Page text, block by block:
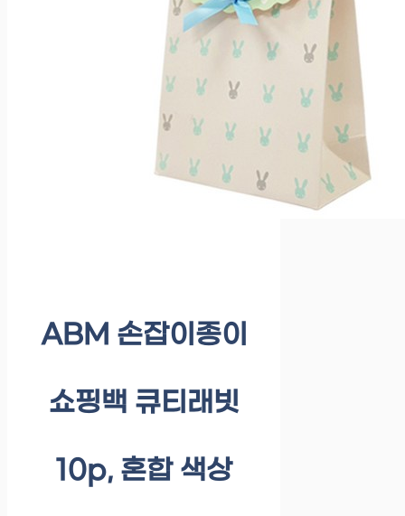
ABM 손잡이종이
쇼핑백 큐티래빗
10p, 혼합 색상